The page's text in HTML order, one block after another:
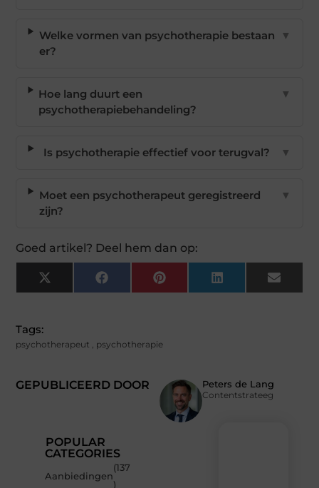
Welke vormen van psychotherapie bestaan
er?
▼
Hoe lang duurt een
psychotherapiebehandeling?
▼
Is psychotherapie effectief voor terugval? ▼
Moet een psychotherapeut geregistreerd
zijn?
▼
Goed artikel? Deel hem dan op:
X
(Twitter)
FacebookPinterest LinkedIn Email
GEPUBLICEERD DOOR Peters de Lang
Contentstrateeg
Tags:
psychotherapeut , psychotherapie
POPULAR
CATEGORIES
Aanbiedingen
(137
)